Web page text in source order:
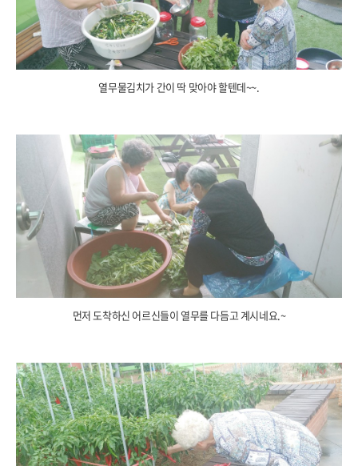
열무물김치가 간이 딱 맞아야 할텐데~~.
먼저 도착하신 어르신들이 열무를 다듬고 계시네요.~